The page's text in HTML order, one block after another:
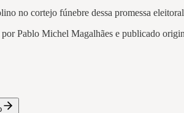
no cortejo fúnebre dessa promessa
Pablo Michel Magalhães e publicado